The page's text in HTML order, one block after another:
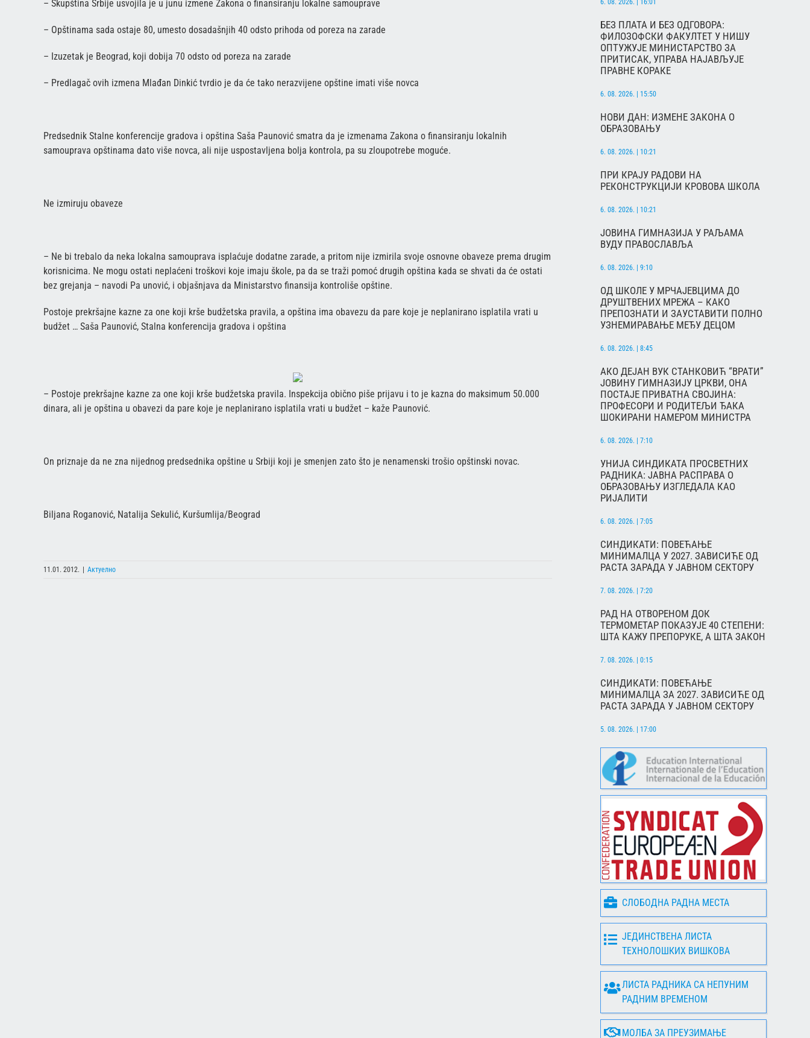
– Skupština Srbije usvojila je u junu izmene Zakona o finansiranju lokalne samouprave
– Opštinama sada ostaje 80, umesto dosadašnjih 40 odsto prihoda od poreza na zarade
– Izuzetak je Beograd, koji dobija 70 odsto od poreza na zarade
– Predlagač ovih izmena Mlađan Dinkić tvrdio je da će tako nerazvijene opštine imati više novca
Predsednik Stalne konferencije gradova i opština Saša Paunović smatra da je izmenama Zakona o finansiranju lokalnih
samouprava opštinama dato više novca, ali nije uspostavljena bolja kontrola, pa su zloupotrebe moguće.
Ne izmiruju obaveze
– Ne bi trebalo da neka lokalna samouprava isplaćuje dodatne zarade, a pritom nije izmirila svoje osnovne obaveze prema drugim
korisnicima. Ne mogu ostati neplaćeni troškovi koje imaju škole, pa da se traži pomoć drugih opština kada se shvati da će ostati
bez grejanja – navodi Pa unović, i objašnjava da Ministarstvo finansija kontroliše opštine.
Postoje prekršajne kazne za one koji krše budžetska pravila, a opština ima obavezu da pare koje je neplanirano isplatila vrati u
budžet … Saša Paunović, Stalna konferencija gradova i opština
– Postoje prekršajne kazne za one koji krše budžetska pravila. Inspekcija obično piše prijavu i to je kazna do maksimum 50.000
dinara, ali je opština u obavezi da pare koje je neplanirano isplatila vrati u budžet – kaže Paunović.
On priznaje da ne zna nijednog predsednika opštine u Srbiji koji je smenjen zato što je nenamenski trošio opštinski novac.
Biljana Roganović, Natalija Sekulić, Kuršumlija/Beograd
11.01. 2012. Актуелно
6. 08. 2026. | 16:01
БЕЗ ПЛАТА И БЕЗ ОДГОВОРА:
ФИЛОЗОФСКИ ФАКУЛТЕТ У НИШУ
ОПТУЖУЈЕ МИНИСТАРСТВО ЗА
ПРИТИСАК, УПРАВА НАЈАВЉУЈЕ
ПРАВНЕ КОРАКЕ
6. 08. 2026. | 15:50
НОВИ ДАН: ИЗМЕНЕ ЗАКОНА О
ОБРАЗОВАЊУ
6. 08. 2026. | 10:21
ПРИ КРАЈУ РАДОВИ НА
РЕКОНСТРУКЦИЈИ КРОВОВА ШКОЛА
6. 08. 2026. | 10:21
ЈОВИНА ГИМНАЗИЈА У РАЉАМА
ВУДУ ПРАВОСЛАВЉА
6. 08. 2026. | 9:10
ОД ШКОЛЕ У МРЧАЈЕВЦИМА ДО
ДРУШТВЕНИХ МРЕЖА – КАКО
ПРЕПОЗНАТИ И ЗАУСТАВИТИ ПОЛНО
УЗНЕМИРАВАЊЕ МЕЂУ ДЕЦОМ
6. 08. 2026. | 8:45
АКО ДЕЈАН ВУК СТАНКОВИЋ “ВРАТИ”
ЈОВИНУ ГИМНАЗИЈУ ЦРКВИ, ОНА
ПОСТАЈЕ ПРИВАТНА СВОЈИНА:
ПРОФЕСОРИ И РОДИТЕЉИ ЂАКА
ШОКИРАНИ НАМЕРОМ МИНИСТРА
6. 08. 2026. | 7:10
УНИЈА СИНДИКАТА ПРОСВЕТНИХ
РАДНИКА: ЈАВНА РАСПРАВА О
ОБРАЗОВАЊУ ИЗГЛЕДАЛА КАО
РИЈАЛИТИ
6. 08. 2026. | 7:05
СИНДИКАТИ: ПОВЕЋАЊЕ
МИНИМАЛЦА У 2027. ЗАВИСИЋЕ ОД
РАСТА ЗАРАДА У ЈАВНОМ СЕКТОРУ
7. 08. 2026. | 7:20
РАД НА ОТВОРЕНОМ ДОК
ТЕРМОМЕТАР ПОКАЗУЈЕ 40 СТЕПЕНИ:
ШТА КАЖУ ПРЕПОРУКЕ, А ШТА ЗАКОН
7. 08. 2026. | 0:15
СИНДИКАТИ: ПОВЕЋАЊЕ
МИНИМАЛЦА ЗА 2027. ЗАВИСИЋЕ ОД
РАСТА ЗАРАДА У ЈАВНОМ СЕКТОРУ
5. 08. 2026. | 17:00
СЛОБОДНА РАДНА МЕСТА
ЈЕДИНСТВЕНА ЛИСТА
ТЕХНОЛОШКИХ ВИШКОВА
ЛИСТА РАДНИКА СА НЕПУНИМ
РАДНИМ ВРЕМЕНОМ
МОЛБА ЗА ПРЕУЗИМАЊЕ